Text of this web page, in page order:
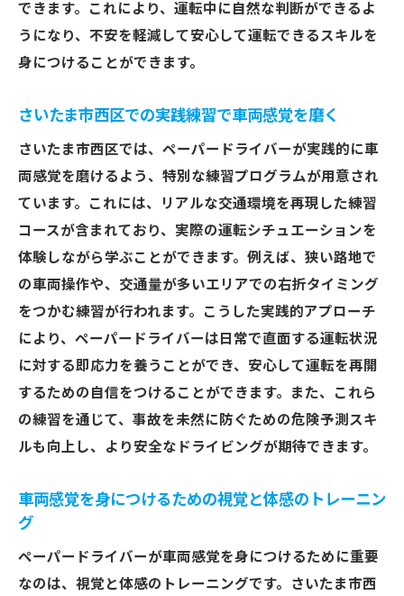
できます。これにより、運転中に自然な判断ができるよ
うになり、不安を軽減して安心して運転できるスキルを
身につけることができます。
さいたま市西区での実践練習で車両感覚を磨く
さいたま市西区では、ペーパードライバーが実践的に車
両感覚を磨けるよう、特別な練習プログラムが用意され
ています。これには、リアルな交通環境を再現した練習
コースが含まれており、実際の運転シチュエーションを
体験しながら学ぶことができます。例えば、狭い路地で
の車両操作や、交通量が多いエリアでの右折タイミング
をつかむ練習が行われます。こうした実践的アプローチ
により、ペーパードライバーは日常で直面する運転状況
に対する即応力を養うことができ、安心して運転を再開
するための自信をつけることができます。また、これら
の練習を通じて、事故を未然に防ぐための危険予測スキ
ルも向上し、より安全なドライビングが期待できます。
車両感覚を身につけるための視覚と体感のトレーニン
グ
ペーパードライバーが車両感覚を身につけるために重要
なのは、視覚と体感のトレーニングです。さいたま市西